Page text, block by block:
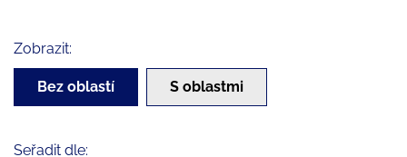
Zobrazit:
Bez oblastí S oblastmi
Seřadit dle: